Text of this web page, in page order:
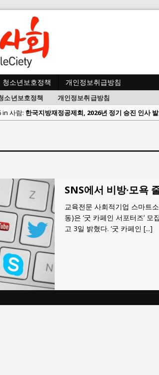
청소년보호정책 개인정보취급방침
소년보호정책 개인정보취급방침
in 사람: 한국지방재정공제회, 2026년 정기 승진 인사
in 사람과사회: “엄마의 절박함과 ‘실무형 정치인’으로
in 사람과사회: 김종대, “현대전, 강한 군대도 약해질
in 사람과사회: 이홍원 작가, 생활문화상품 4종 판매
in 사람과사회:
통일 지향 2국가론: 한반도 평화의 새로
in 사람과사회:강산건설 박재윤 강제추행 사건, 무엇이
SNS에서 비방·모욕
교육전문 사회적기업 스마트
동)은 ‘굿 카페인 서포터즈’ 모
고 3일 밝혔다. ‘굿 카페인 [...]